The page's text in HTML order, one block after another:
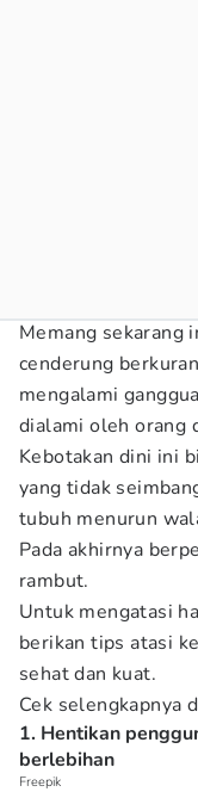
Memang sekarang
cenderung
mengalami
dialami oleh orang
Kebotakan dini ini
yang tidak
tubuh menurun
Pada akhirnya
rambut.
Untuk mengatasi
berikan tips atasi
sehat dan kuat.
Cek selengkapnya
1. Hentikan
berlebihan
Freepik